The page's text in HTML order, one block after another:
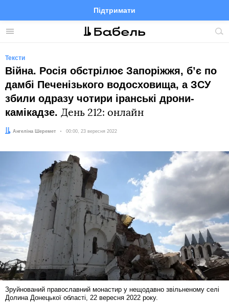
Меню
Підтримати
FacebookTelegramTwitter
Тексти
Війна. Росія обстрілює Запоріжжя, бʼє по
дамбі Печенізького водосховища, а ЗСУ
збили одразу чотири іранські дрони-
камікадзе. День 212: онлайн
Автор:
Ангеліна Шеремет Дата:
00:00, 23 вересня 2022
Зруйнований православний монастир у нещодавно звільненому селі
Долина Донецької області, 22 вересня 2022 року.